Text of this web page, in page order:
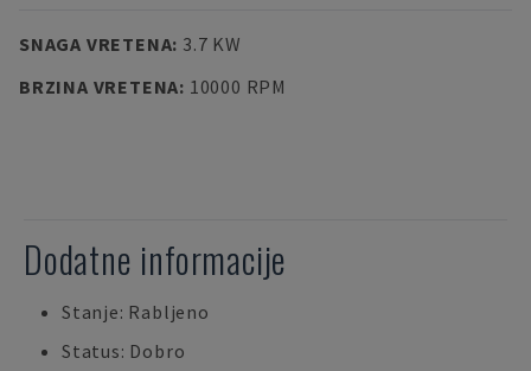
SNAGA VRETENA: 3.7 KW
BRZINA VRETENA: 10000 RPM
Dodatne informacije
Stanje: Rabljeno
Status: Dobro